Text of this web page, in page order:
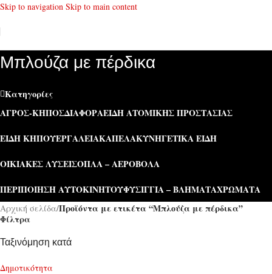
Skip to navigation Skip to main content
Μπλούζα με πέρδικα
Κατηγορίες
ΑΓΡΌΣ-ΚΉΠΟΣΔΙΆΦΟΡΑΕΊΔΗ ΑΤΟΜΙΚΉΣ ΠΡΟΣΤΑΣΊΑΣ
ΕΊΔΗ ΚΉΠΟΥΕΡΓΑΛΕΊΑΚΑΠΕΛΑΚΥΝΗΓΕΤΙΚΆ ΕΊΔΗ
ΟΙΚΙΑΚΈΣ ΛΎΣΕΙΣΌΠΛΑ – ΑΕΡΟΒΌΛΑ
ΠΕΡΙΠΟΊΗΣΗ ΑΥΤΟΚΙΝΉΤΟΥΦΥΣΊΓΓΙΑ – ΒΛΉΜΑΤΑΧΡΏΜΑΤΑ
Αρχική σελίδα/Προϊόντα με ετικέτα “Μπλούζα με πέρδικα”
Φίλτρα
Ταξινόμηση κατά
Δημοτικότητα